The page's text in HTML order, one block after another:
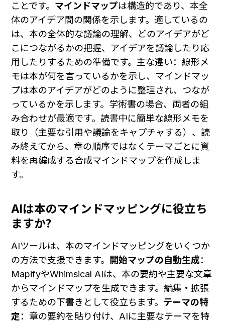
ことです。 マインドマップは構造的であり、本全
体のアイデア間の関係を示します。適しているの
は、本の全体的な議論の理解、どのアイデアがど
こにつながるかの把握、アイデアを議論したり応
用したりするための準備です。主な違い：線形メ
モは本が何を言っているかを示し、マインドマッ
プは本のアイデアがどのように整理され、つなが
っているかを示します。学術書の場合、両者の組
み合わせが最適です。読書中に簡単な線形メモを
取り（主要な引用や議論をキャプチャする）、読
み終えてから、章の順序ではなくテーマごとに資
料を再編成する合成マインドマップを作成しま
す。
AIは本のマインドマッピングに役立ち
ますか？
AIツールは、本のマインドマッピングをいくつか
の方法で支援できます。
開始マップの自動生成：
MapifyやWhimsical AIは、本の要約や主要な文章
からマインドマップを生成できます。編集・拡張
するための下書きとして役立ちます。 テーマの特
定：章の要約を貼り付け、AIに主要なテーマを特